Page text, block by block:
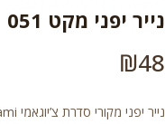
נייר יפני מקט 051
₪48